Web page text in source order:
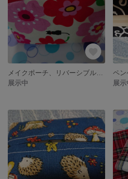
展示中
ペン
展示